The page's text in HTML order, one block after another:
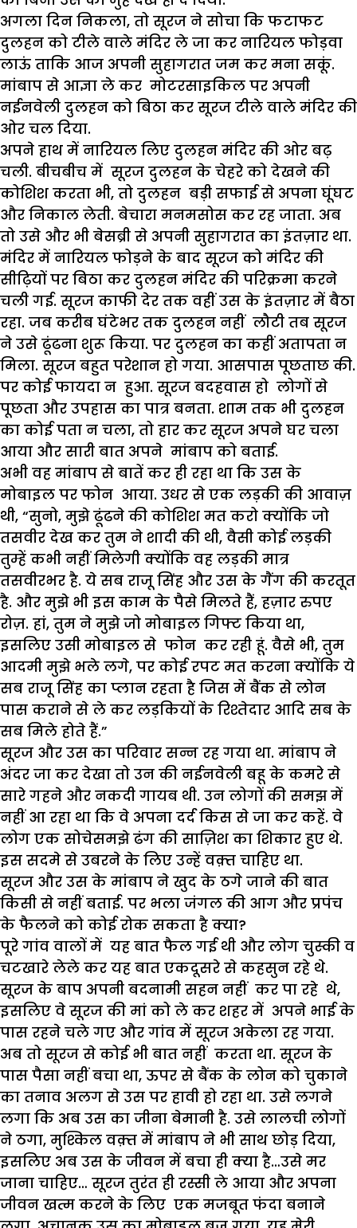
अगला दिन निकला, तो सूरज ने सोचा कि फटाफट
दुलहन को टीले वाले मंदिर ले जा कर नारियल फोड़वा
लाऊं ताकि आज अपनी सुहागरात जम कर मना सकूं.
मांबाप से आज्ञा ले कर मोटरसाइकिल पर अपनी
नईनवेली दुलहन को बिठा कर सूरज टीले वाले मंदिर की
ओर चल दिया.
अपने हाथ में नारियल लिए दुलहन मंदिर की ओर बढ़
चली. बीचबीच में सूरज दुलहन के चेहरे को देखने की
कोशिश करता भी, तो दुलहन बड़ी सफाई से अपना घूंघट
और निकाल लेती. बेचारा मनमसोस कर रह जाता. अब
तो उसे और भी बेसब्री से अपनी सुहागरात का इंतज़ार था.
मंदिर में नारियल फोड़ने के बाद सूरज को मंदिर की
सीढ़ियों पर बिठा कर दुलहन मंदिर की परिक्रमा करने
चली गई. सूरज काफी देर तक वहीं उस के इंतज़ार में बैठा
रहा. जब करीब घंटेभर तक दुलहन नहीं लौटी तब सूरज
ने उसे ढूंढना शुरू किया. पर दुलहन का कहीं अतापता न
मिला. सूरज बहुत परेशान हो गया. आसपास पूछताछ की.
पर कोई फायदा न हुआ. सूरज बदहवास हो लोगों से
पूछता और उपहास का पात्र बनता. शाम तक भी दुलहन
का कोई पता न चला, तो हार कर सूरज अपने घर चला
आया और सारी बात अपने मांबाप को बताई.
अभी वह मांबाप से बातें कर ही रहा था कि उस के
मोबाइल पर फोन आया. उधर से एक लड़की की आवाज़
थी, “सुनो, मुझे ढूंढने की कोशिश मत करो क्योंकि जो
तसवीर देख कर तुम ने शादी की थी, वैसी कोई लड़की
तुम्हें कभी नहीं मिलेगी क्योंकि वह लड़की मात्र
तसवीरभर है. ये सब राजू सिंह और उस के गैंग की करतूत
है. और मुझे भी इस काम के पैसे मिलते हैं, हज़ार रुपए
रोज़. हां, तुम ने मुझे जो मोबाइल गिफ्ट किया था,
इसलिए उसी मोबाइल से फोन कर रही हूं. वैसे भी, तुम
आदमी मुझे भले लगे, पर कोई रपट मत करना क्योंकि ये
सब राजू सिंह का प्लान रहता है जिस में बैंक से लोन
पास कराने से ले कर लड़कियों के रिश्तेदार आदि सब के
सब मिले होते हैं.”
सूरज और उस का परिवार सन्न रह गया था. मांबाप ने
अंदर जा कर देखा तो उन की नईनवेली बहू के कमरे से
सारे गहने और नकदी गायब थी. उन लोगों की समझ में
नहीं आ रहा था कि वे अपना दर्द किस से जा कर कहें. वे
लोग एक सोचेसमझे ढंग की साज़िश का शिकार हुए थे.
इस सदमे से उबरने के लिए उन्हें वक़्त चाहिए था.
सूरज और उस के मांबाप ने खुद के ठगे जाने की बात
किसी से नहीं बताई. पर भला जंगल की आग और प्रपंच
के फैलने को कोई रोक सकता है क्या?
पूरे गांव वालों में यह बात फैल गई थी और लोग चुस्की व
चटखारे लेले कर यह बात एकदूसरे से कहसुन रहे थे.
सूरज के बाप अपनी बदनामी सहन नहीं कर पा रहे थे,
इसलिए वे सूरज की मां को ले कर शहर में अपने भाई के
पास रहने चले गए और गांव में सूरज अकेला रह गया.
अब तो सूरज से कोई भी बात नहीं करता था. सूरज के
पास पैसा नहीं बचा था, ऊपर से बैंक के लोन को चुकाने
का तनाव अलग से उस पर हावी हो रहा था. उसे लगने
लगा कि अब उस का जीना बेमानी है. उसे लालची लोगों
ने ठगा, मुश्किल वक़्त में मांबाप ने भी साथ छोड़ दिया,
इसलिए अब उस के जीवन में बचा ही क्या है…उसे मर
जाना चाहिए… सूरज तुरंत ही रस्सी ले आया और अपना
जीवन खत्म करने के लिए एक मजबूत फंदा बनाने